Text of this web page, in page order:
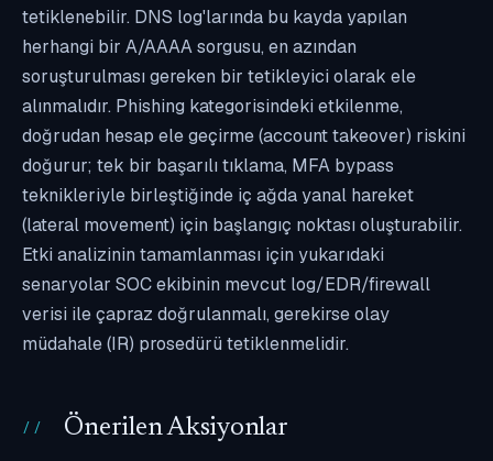
tetiklenebilir. DNS log'larında bu kayda yapılan
herhangi bir A/AAAA sorgusu, en azından
soruşturulması gereken bir tetikleyici olarak ele
alınmalıdır. Phishing kategorisindeki etkilenme,
doğrudan hesap ele geçirme (account takeover) riskini
doğurur; tek bir başarılı tıklama, MFA bypass
teknikleriyle birleştiğinde iç ağda yanal hareket
(lateral movement) için başlangıç noktası oluşturabilir.
Etki analizinin tamamlanması için yukarıdaki
senaryolar SOC ekibinin mevcut log/EDR/firewall
verisi ile çapraz doğrulanmalı, gerekirse olay
müdahale (IR) prosedürü tetiklenmelidir.
Önerilen Aksiyonlar